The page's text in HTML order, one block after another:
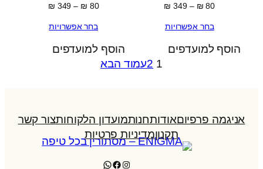
₪ 80
–
₪ 349
טווח
בחר אפשרויות
הוסף למועדפים
₪ 80
–
₪ 349
בחר אפשרויות
הוסף למועדפים
1
2עמוד הבא
אניגמה פרפיוםאודותחנותמועדון הלקוחותצור קשר
תקנוןמדיניות פרטיות
Instagram
Facebook
WhatsApp